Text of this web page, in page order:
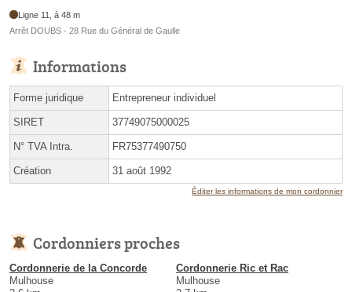
Ligne 11, à 48 m
Arrêt DOUBS - 28 Rue du Général de Gaulle
Informations
Forme juridique Entrepreneur individuel
SIRET 37749075000025
N° TVA Intra. FR75377490750
Création 31 août 1992
Éditer les informations de mon cordonnier
Cordonniers proches
Cordonnerie de la Concorde
Mulhouse
Cordonnerie Ric et Rac
Mulhouse